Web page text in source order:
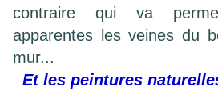
contraire qui va
apparentes les veines du
mur...
Et les peintures